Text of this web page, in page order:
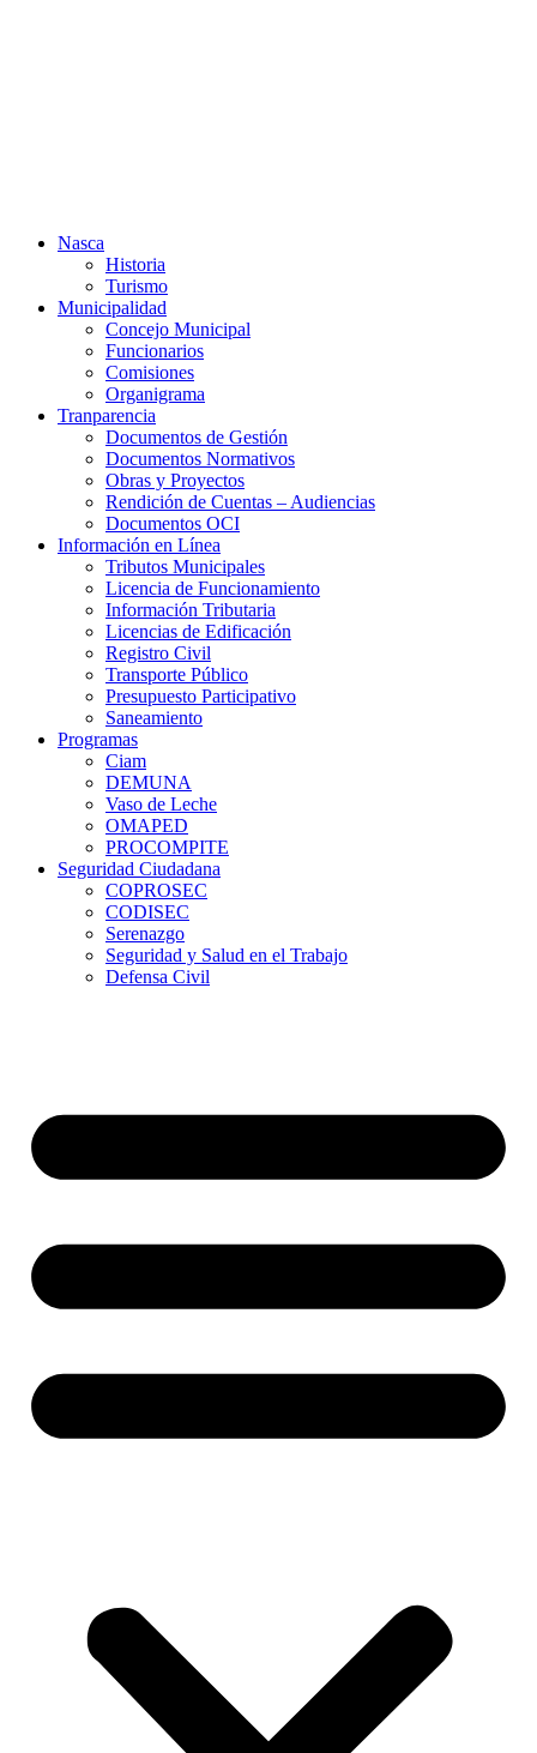
Nasca
Historia
Turismo
Municipalidad
Concejo Municipal
Funcionarios
Comisiones
Organigrama
Tranparencia
Documentos de Gestión
Documentos Normativos
Obras y Proyectos
Rendición de Cuentas – Audiencias
Documentos OCI
Información en Línea
Tributos Municipales
Licencia de Funcionamiento
Información Tributaria
Licencias de Edificación
Registro Civil
Transporte Público
Presupuesto Participativo
Saneamiento
Programas
Ciam
DEMUNA
Vaso de Leche
OMAPED
PROCOMPITE
Seguridad Ciudadana
COPROSEC
CODISEC
Serenazgo
Seguridad y Salud en el Trabajo
Defensa Civil